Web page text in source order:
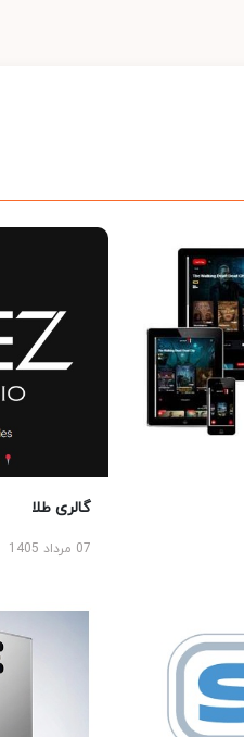
گالری طلا
07 مرداد 1405